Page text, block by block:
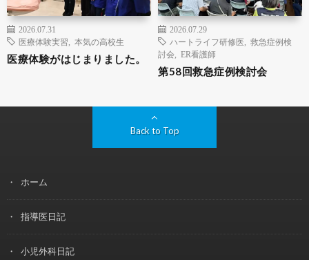
2026.07.31
医療体験実習
本気の高校生
医療体験がはじまりました。
2026.07.29
ハートライフ研修医
救急症例検
討会
ER看護師
第58回救急症例検討会
Back to Top
ホーム
指導医日記
小児外科日記